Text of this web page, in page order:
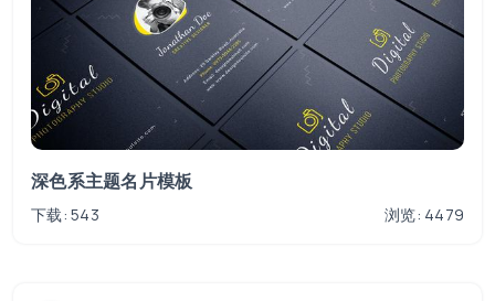
深色系主题名片模板
下载: 543 浏览: 4479